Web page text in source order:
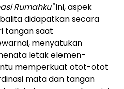
Rumahku" ini, aspek
didapatkan secara
tangan saat
menyatukan
letak elemen-
memperkuat otot-otot
mata dan tangan